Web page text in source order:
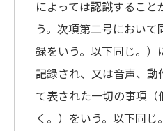
によっては認識すること
う。次項第二号におい
録をいう。以下同じ。）
記録され、又は音声、動
て表された一切の事項（
く。）をいう。以下同